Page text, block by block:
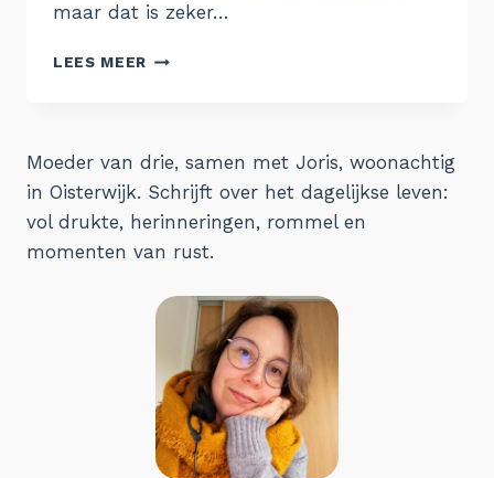
maar dat is zeker…
LEES MEER GELEZEN
Moeder van drie, samen met Joris, woonachtig
in Oisterwijk. Schrijft over het dagelijkse leven:
vol drukte, herinneringen, rommel en
momenten van rust.